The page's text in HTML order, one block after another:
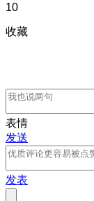
10
收藏
表情
发送
发表